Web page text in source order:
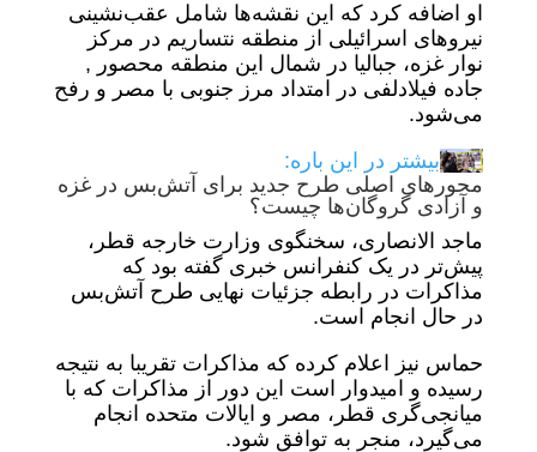
او اضافه کرد که این نقشه‌ها شامل عقب‌نشینی‌
نیروهای اسرائیلی از منطقه نتساریم در مرکز
نوار غزه، جبالیا در شمال این منطقه محصور ,
جاده فیلادلفی در امتداد مرز جنوبی با مصر و رفح
می‌شود.
بیشتر در این باره:
محورهای اصلی طرح جدید برای آتش‌بس در غزه
و آزادی گروگان‌ها چیست؟
ماجد الانصاری، سخنگوی وزارت خارجه قطر،
پیش‌تر در یک کنفرانس خبری گفته بود که
مذاکرات در رابطه جزئیات نهایی طرح آتش‌بس
در حال انجام است.
حماس نیز اعلام کرده که مذاکرات تقریبا به نتیجه
رسیده و امیدوار است این دور از مذاکرات که با
میانجی‌گری قطر، مصر و ایالات متحده انجام
می‌گیرد، منجر به توافق شود.